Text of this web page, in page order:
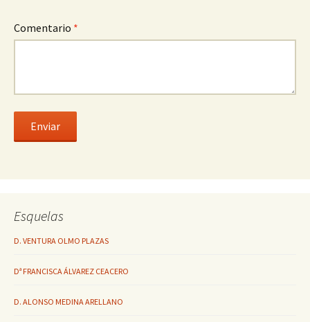
Comentario *
Esquelas
D. VENTURA OLMO PLAZAS
Dª FRANCISCA ÁLVAREZ CEACERO
D. ALONSO MEDINA ARELLANO